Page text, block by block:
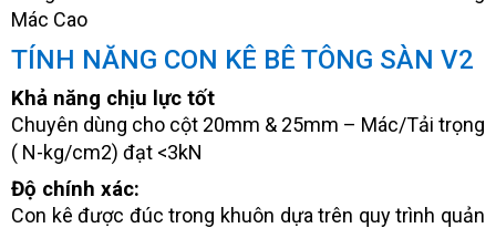
TÍNH NĂNG CON KÊ BÊ TÔNG SÀN V2
Khả năng chịu lực tốt
Chuyên dùng cho cột 20mm & 25mm – Mác/Tải trọng
( N-kg/cm2) đạt <3kN
Độ chính xác:
Con kê được đúc trong khuôn dựa trên quy trình quản